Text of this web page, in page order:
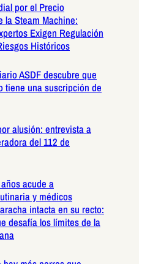
por el Precio
la Steam Machine:
Exigen Regulación
Históricos
ASDF descubre que
tiene una suscripción de
alusión: entrevista a
del 112 de
acude a
y médicos
intacta en su recto:
desafía los límites de la